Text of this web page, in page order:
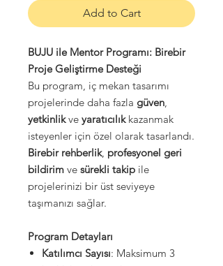
Add to Cart
BUJU ile Mentor Programı: Birebir
Proje Geliştirme Desteği
Bu program, iç mekan tasarımı
projelerinde daha fazla güven,
yetkinlikve yaratıcılıkkazanmak
isteyenler için özel olarak tasarlandı.
Birebir rehberlik, profesyonel geri
bildirim ve sürekli takip ile
projelerinizi bir üst seviyeye
taşımanızı sağlar.
Program Detayları
Katılımcı Sayısı: Maksimum 3